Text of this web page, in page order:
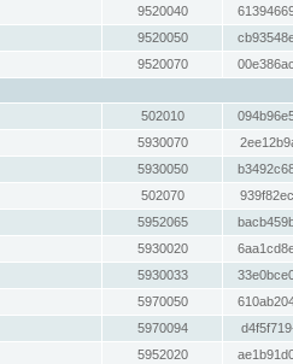
9520040
9520050
9520070
502010
5930070
5930050
502070
5952065
5930020
5930033
5970050
5970094
5952020